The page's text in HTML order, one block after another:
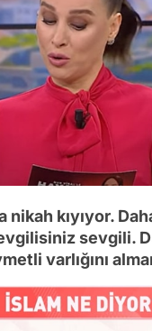
nikah kıyıyor.
sevgili.
varlığını